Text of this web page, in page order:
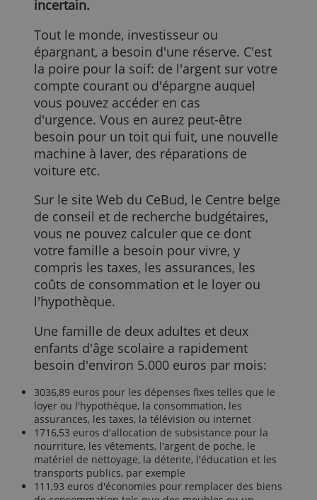
Tout le monde sait qu'il ne faut investir
qu'avec de l'argent qu'on peut laisser de
côté. Le problème, c'est que l'avenir est
incertain.
Tout le monde, investisseur ou
épargnant, a besoin d'une réserve. C'est
la poire pour la soif: de l'argent sur votre
compte courant ou d'épargne auquel
vous pouvez accéder en cas
d'urgence. Vous en aurez peut-être
besoin pour un toit qui fuit, une nouvelle
machine à laver, des réparations de
voiture etc.
Sur le site Web du CeBud, le Centre
de conseil et de recherche budgétaires,
vous ne pouvez calculer que ce dont
votre famille a besoin pour vivre, y
compris les taxes, les assurances, les
coûts de consommation et le loyer ou
l'hypothèque.
Une famille de deux adultes et deux
enfants d'âge scolaire a rapidement
besoin d'environ 5.000 euros par mois: